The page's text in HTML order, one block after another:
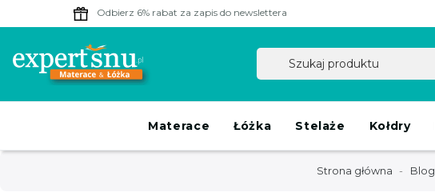
Odbierz 6% rabat za zapis do newslettera
Materace Łóżka Stelaże Kołdry
Strona główna Blog